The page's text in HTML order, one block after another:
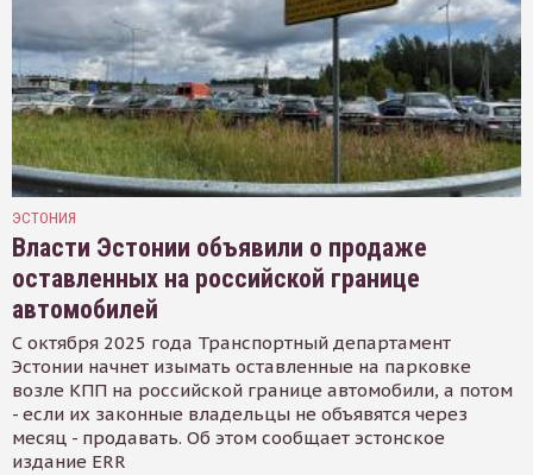
ЭСТОНИЯ
Власти Эстонии объявили о продаже
оставленных на российской границе
автомобилей
С октября 2025 года Транспортный департамент
Эстонии начнет изымать оставленные на парковке
возле КПП на российской границе автомобили, а потом
- если их законные владельцы не объявятся через
месяц - продавать. Об этом сообщает эстонское
издание ERR